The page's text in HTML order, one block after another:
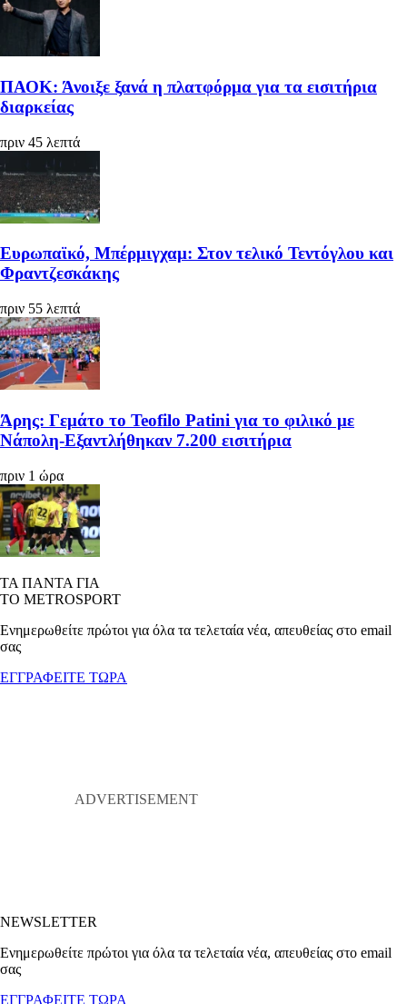
ΠΑΟΚ: Άνοιξε ξανά η πλατφόρμα για τα εισιτήρια
διαρκείας
πριν 45 λεπτά
Ευρωπαϊκό, Μπέρμιγχαμ: Στον τελικό Τεντόγλου και
Φραντζεσκάκης
πριν 55 λεπτά
Άρης: Γεμάτο το Teofilo Patini για το φιλικό με
Νάπολη-Εξαντλήθηκαν 7.200 εισιτήρια
πριν 1 ώρα
ΤΑ ΠΑΝΤΑ ΓΙΑ
ΤΟ METROSPORT
Ενημερωθείτε πρώτοι για όλα τα τελεταία νέα, απευθείας στο email
σας
ΕΓΓΡΑΦΕΙΤΕ ΤΩΡΑ
NEWSLETTER
Ενημερωθείτε πρώτοι για όλα τα τελεταία νέα, απευθείας στο email
σας
ΕΓΓΡΑΦΕΙΤΕ ΤΩΡΑ